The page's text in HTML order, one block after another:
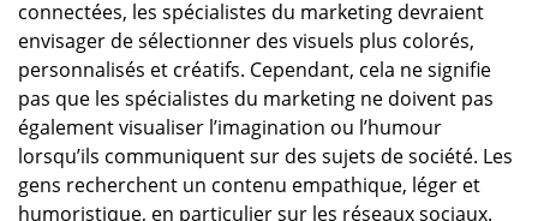
connectées, les spécialistes du marketing devraient
envisager de sélectionner des visuels plus colorés,
personnalisés et créatifs. Cependant, cela ne signifie
pas que les spécialistes du marketing ne doivent pas
également visualiser l’imagination ou l’humour
lorsqu’ils communiquent sur des sujets de société. Les
gens recherchent un contenu empathique, léger et
humoristique, en particulier sur les réseaux sociaux.